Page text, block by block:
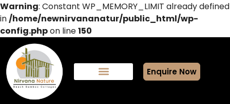
Warning: Constant WP_MEMORY_LIMIT already defined
in/home/newnirvananatur/public_html/wp-
config.phpon line150
Enquire Now